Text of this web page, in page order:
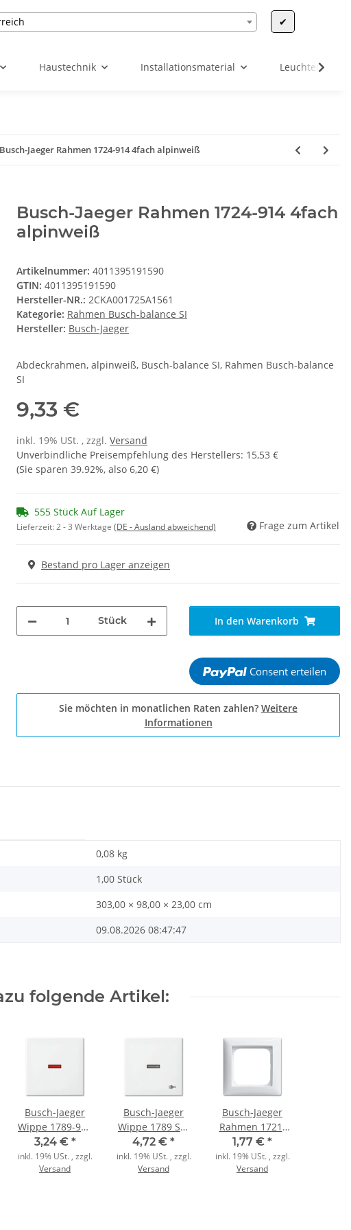
✔
Haustechnik Installationsmaterial Leuchten &
Busch-Jaeger Rahmen 1724-914 4fach alpinweiß
Busch-Jaeger Rahmen 1724-914 4fach
alpinweiß
Artikelnummer: 4011395191590
GTIN: 4011395191590
Hersteller-NR.: 2CKA001725A1561
Kategorie: Rahmen Busch-balance SI
Hersteller: Busch-Jaeger
Abdeckrahmen, alpinweiß, Busch-balance SI, Rahmen Busch-balance
SI
9,33 €
inkl. 19% USt. , zzgl. Versand
Unverbindliche Preisempfehlung des Herstellers: 15,53 €
(Sie sparen 39.92%, also 6,20 €)
555 Stück Auf Lager
Lieferzeit:2 - 3 Werktage (DE - Ausland abweichend) Frage zum Artikel
Bestand pro Lager anzeigen
Stück In den Warenkorb
Consent erteilen
Sie möchten in monatlichen Raten zahlen? Weitere
Informationen
0,08 kg
1,00 Stück
303,00 × 98,00 × 23,00 cm
09.08.2026 08:47:47
folgende Artikel:
Busch-Jaeger
Wippe 1789-914
Kontroll rot
alpinweiß
3,24 € *
inkl. 19% USt. , zzgl.
Versand
Busch-Jaeger
Wippe 1789 ST-
914 Kontroll
Licht alpinweiß
4,72 € *
inkl. 19% USt. , zzgl.
Versand
Busch-Jaeger
Rahmen 1721-
914 1fach
alpinweiß
1,77 € *
inkl. 19% USt. , zzgl.
Versand